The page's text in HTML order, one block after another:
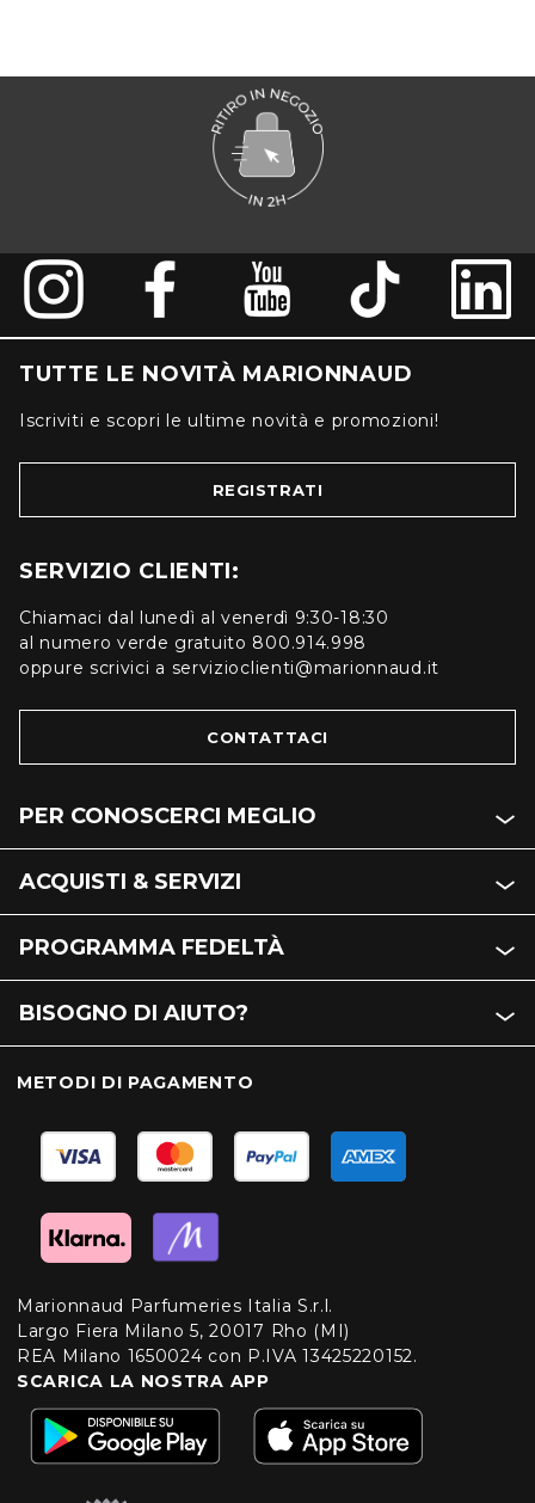
TUTTE LE NOVITÀ MARIONNAUD
Iscriviti e scopri le ultime novità e promozioni!
REGISTRATI
SERVIZIO CLIENTI:
Chiamaci dal lunedì al venerdì 9:30-18:30
al numero verde gratuito 800.914.998
oppure scrivici a servizioclienti@marionnaud.it
CONTATTACI
PER CONOSCERCI MEGLIO
ACQUISTI & SERVIZI
PROGRAMMA FEDELTÀ
BISOGNO DI AIUTO?
METODI DI PAGAMENTO
Marionnaud Parfumeries Italia S.r.l.
Largo Fiera Milano 5, 20017 Rho (MI)
REA Milano 1650024 con P.IVA 13425220152.
SCARICA LA NOSTRA APP